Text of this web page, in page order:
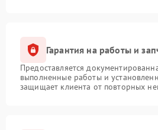
Гарантия на работы и
Предоставляется
выполненные работы и
защищает клиента от повторных